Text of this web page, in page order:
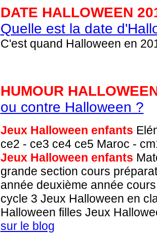
DATE HALLOWEEN
Quelle est la date
C'est quand Halloween en
HUMOUR
ou contre Halloween ?
Jeux Halloween enfants
ce2 - ce3 ce4 ce5 Maroc -
Jeux Halloween enfants
grande section cours
année deuxième année
cycle 3 Jeux Halloween en
Halloween filles Jeux
sur le blog